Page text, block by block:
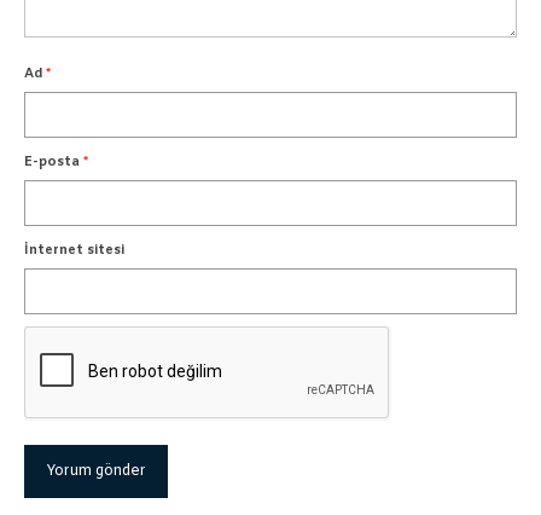
Ad *
E-posta *
İnternet sitesi